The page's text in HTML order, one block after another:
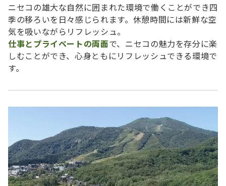
ニセコの雄大な自然に囲まれた環境で働くことができ四
季の移ろいを日々感じられます。休憩時間には新鮮な空
気を吸いながらリフレッシュ。
仕事とプライベートの両面で、ニセコの魅力を存分に楽
しむことができ、心身ともにリフレッシュできる環境で
す。